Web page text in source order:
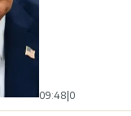
09:48 0